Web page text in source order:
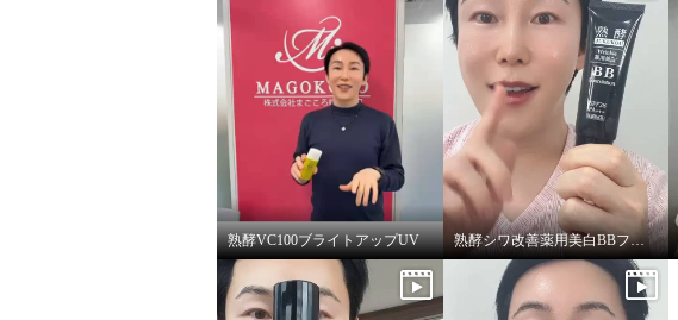
熟酵VC100ブライトアップUV 熟酵シワ改善薬用美白BBファンデーション